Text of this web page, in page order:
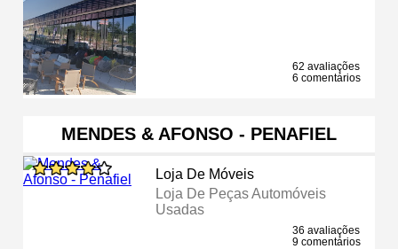
62 avaliações
6 comentários
MENDES & AFONSO - PENAFIEL
Loja De Móveis
Loja De Peças Automóveis
Usadas
36 avaliações
9 comentários